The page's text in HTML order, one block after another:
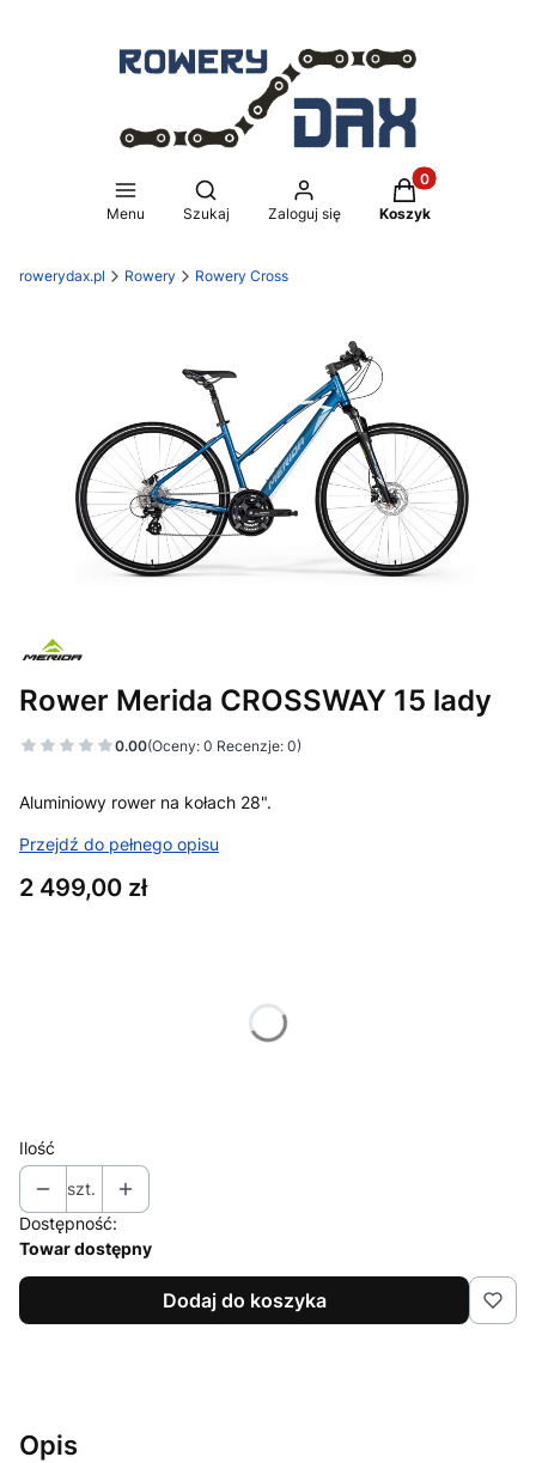
Menu
Otwórz wyszukiwarkę
Szukaj Zaloguj się
Produkty w
Koszyk
rowerydax.pl Rowery Rowery Cross
Rower Merida CROSSWAY 15 lady
0.00(Oceny: 0 Recenzje: 0)
Aluminiowy rower na kołach 28".
Przejdź do pełnego opisu
Cena
2 499,00 zł
Ilość
szt.
Dostępność:
Towar dostępny
Dodaj do koszyka
Opis